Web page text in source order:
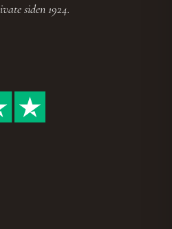
siden 1924.